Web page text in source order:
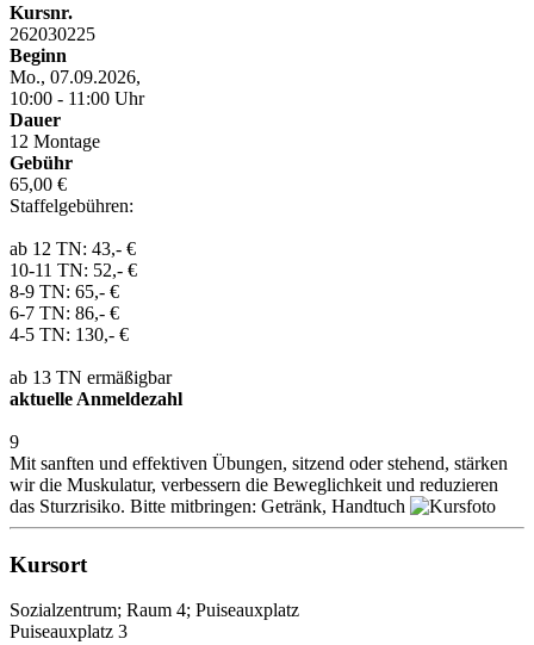
Kursnr.
262030225
Beginn
Mo., 07.09.2026,
10:00 - 11:00 Uhr
Dauer
12 Montage
Gebühr
65,00 €
Staffelgebühren:
ab 12 TN: 43,- €
10-11 TN: 52,- €
8-9 TN: 65,- €
6-7 TN: 86,- €
4-5 TN: 130,- €
ab 13 TN ermäßigbar
aktuelle Anmeldezahl
9
Mit sanften und effektiven Übungen, sitzend oder stehend, stärken
wir die Muskulatur, verbessern die Beweglichkeit und reduzieren
das Sturzrisiko. Bitte mitbringen: Getränk, Handtuch
Kursort
Sozialzentrum; Raum 4; Puiseauxplatz
Puiseauxplatz 3